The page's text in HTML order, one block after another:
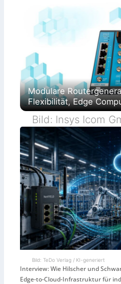
Modulare
Flexibilität, Edge
Bild: Insys Icom
Bild: TeDo Verlag / KI-generiert
Interview: Wie Hilscher und
Edge-to-Cloud-Infrastruktur für